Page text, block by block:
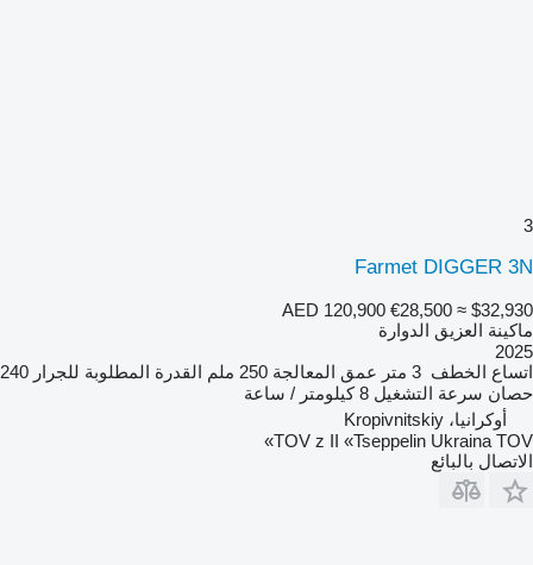
3
Farmet DIGGER 3N
AED 120,900 €28,500 ≈ $32,930
ماكينة العزيق الدوارة
2025
اتساع الخطف 3 متر عمق المعالجة 250 ملم القدرة المطلوبة للجرار 240
حصان سرعة التشغيل 8 كيلومتر / ساعة
أوكرانيا، Kropivnitskiy
TOV z II «Tseppelin Ukraina TOV»
الاتصال بالبائع